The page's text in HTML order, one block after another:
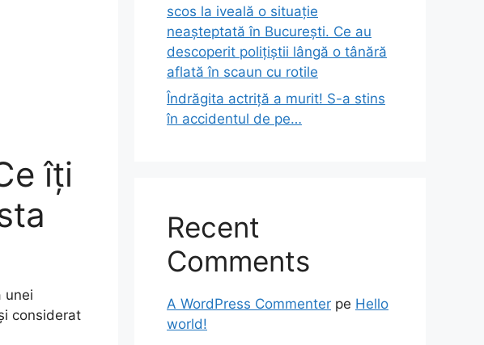
îți
unei
considerat
scos la iveală o situație
neașteptată în București. Ce au
descoperit polițiștii lângă o tânără
aflată în scaun cu rotile
Îndrăgita actriță a murit! S-a stins
în accidentul de pe…
Recent
Comments
A WordPress Commenter pe Hello
world!